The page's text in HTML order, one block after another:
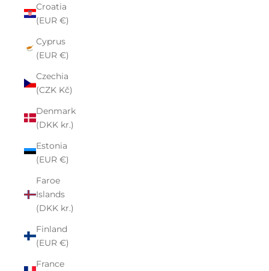
Croatia
(EUR €)
Cyprus
(EUR €)
Czechia
(CZK Kč)
Denmark
(DKK kr.)
Estonia
(EUR €)
Faroe
Islands
(DKK kr.)
Finland
(EUR €)
France